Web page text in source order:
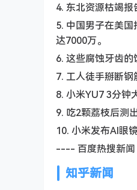
4. 东北资源枯竭报
5. 中国男子在美
达7000万。
6. 这些腐蚀牙齿
7. 工人徒手掰断钢
8. 小米YU7 3分钟
9. 吃2颗荔枝后测
10. 小米发布AI眼
---- 百度热搜新
知乎新闻